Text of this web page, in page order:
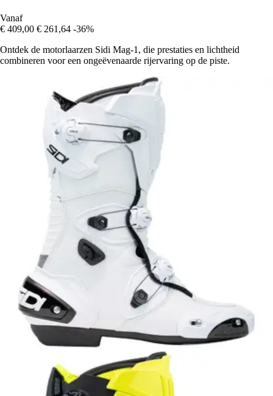
Vanaf
€ 409,00 € 261,64 -36%
Ontdek de motorlaarzen Sidi Mag-1, die prestaties en lichtheid
combineren voor een ongeëvenaarde rijervaring op de piste.